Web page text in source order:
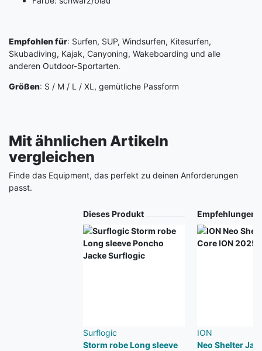
Empfohlen für: Surfen, SUP, Windsurfen, Kitesurfen,
Skubadiving, Kajak, Canyoning, Wakeboarding und alle
anderen Outdoor-Sportarten.
Größen: S / M / L / XL, gemütliche Passform
Mit ähnlichen Artikeln
vergleichen
Finde das Equipment, das perfekt zu deinen Anforderungen
passt.
Dieses Produkt
Surflogic
Storm robe Long sleeve
Empfehlungen
ION
Neo Shelter